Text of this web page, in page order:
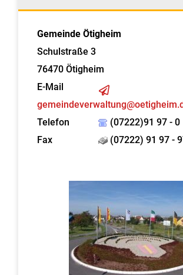
Gemeinde Ötigheim
Schulstraße 3
76470 Ötigheim
E-Mail
Telefon
(07222)91 97 - 0
Fax
(07222) 91 97 -